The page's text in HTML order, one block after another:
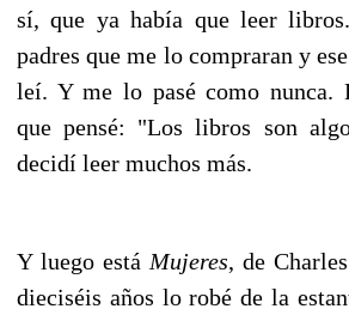
sí, que ya había que leer
padres que me lo compraran y
leí. Y me lo pasé como nunca.
que pensé: "Los libros son
decidí leer muchos más.
Y luego está Mujeres, de
dieciséis años lo robé de la